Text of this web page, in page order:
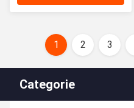
1 2 3
Categorie